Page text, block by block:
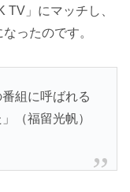
TV」にマッチし、
ったのです。
組に呼ばれる
（福留光帆）